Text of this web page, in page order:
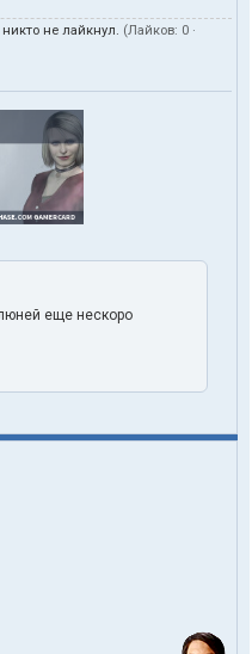
никто не лайкнул. (Лайков: 0 ·
еще нескоро